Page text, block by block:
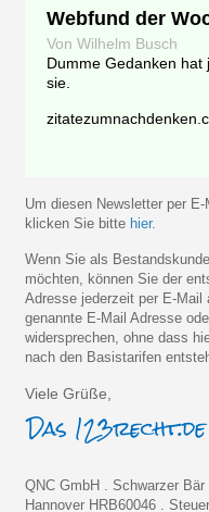
Webfund der
Von Wilhelm Busch
Dumme Gedanken hat
sie.
Um diesen Newsletter per
klicken Sie bitte hier.
Wenn Sie als
möchten, können Sie der
Adresse jederzeit per E-
genannte E-Mail Adresse
widersprechen, ohne dass
nach den Basistarifen
Viele Grüße,
QNC GmbH . Schwarzer
Hannover HRB60046 .